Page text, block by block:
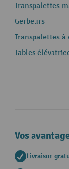
Transpalettes
Gerbeurs
Transpalettes à
Tables
Vos
Livraison